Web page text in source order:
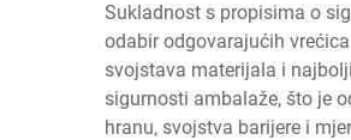
Sukladnost s propisima o
odabir odgovarajućih
svojstava materijala i
sigurnosti ambalaže, što je
hranu, svojstva barijere i